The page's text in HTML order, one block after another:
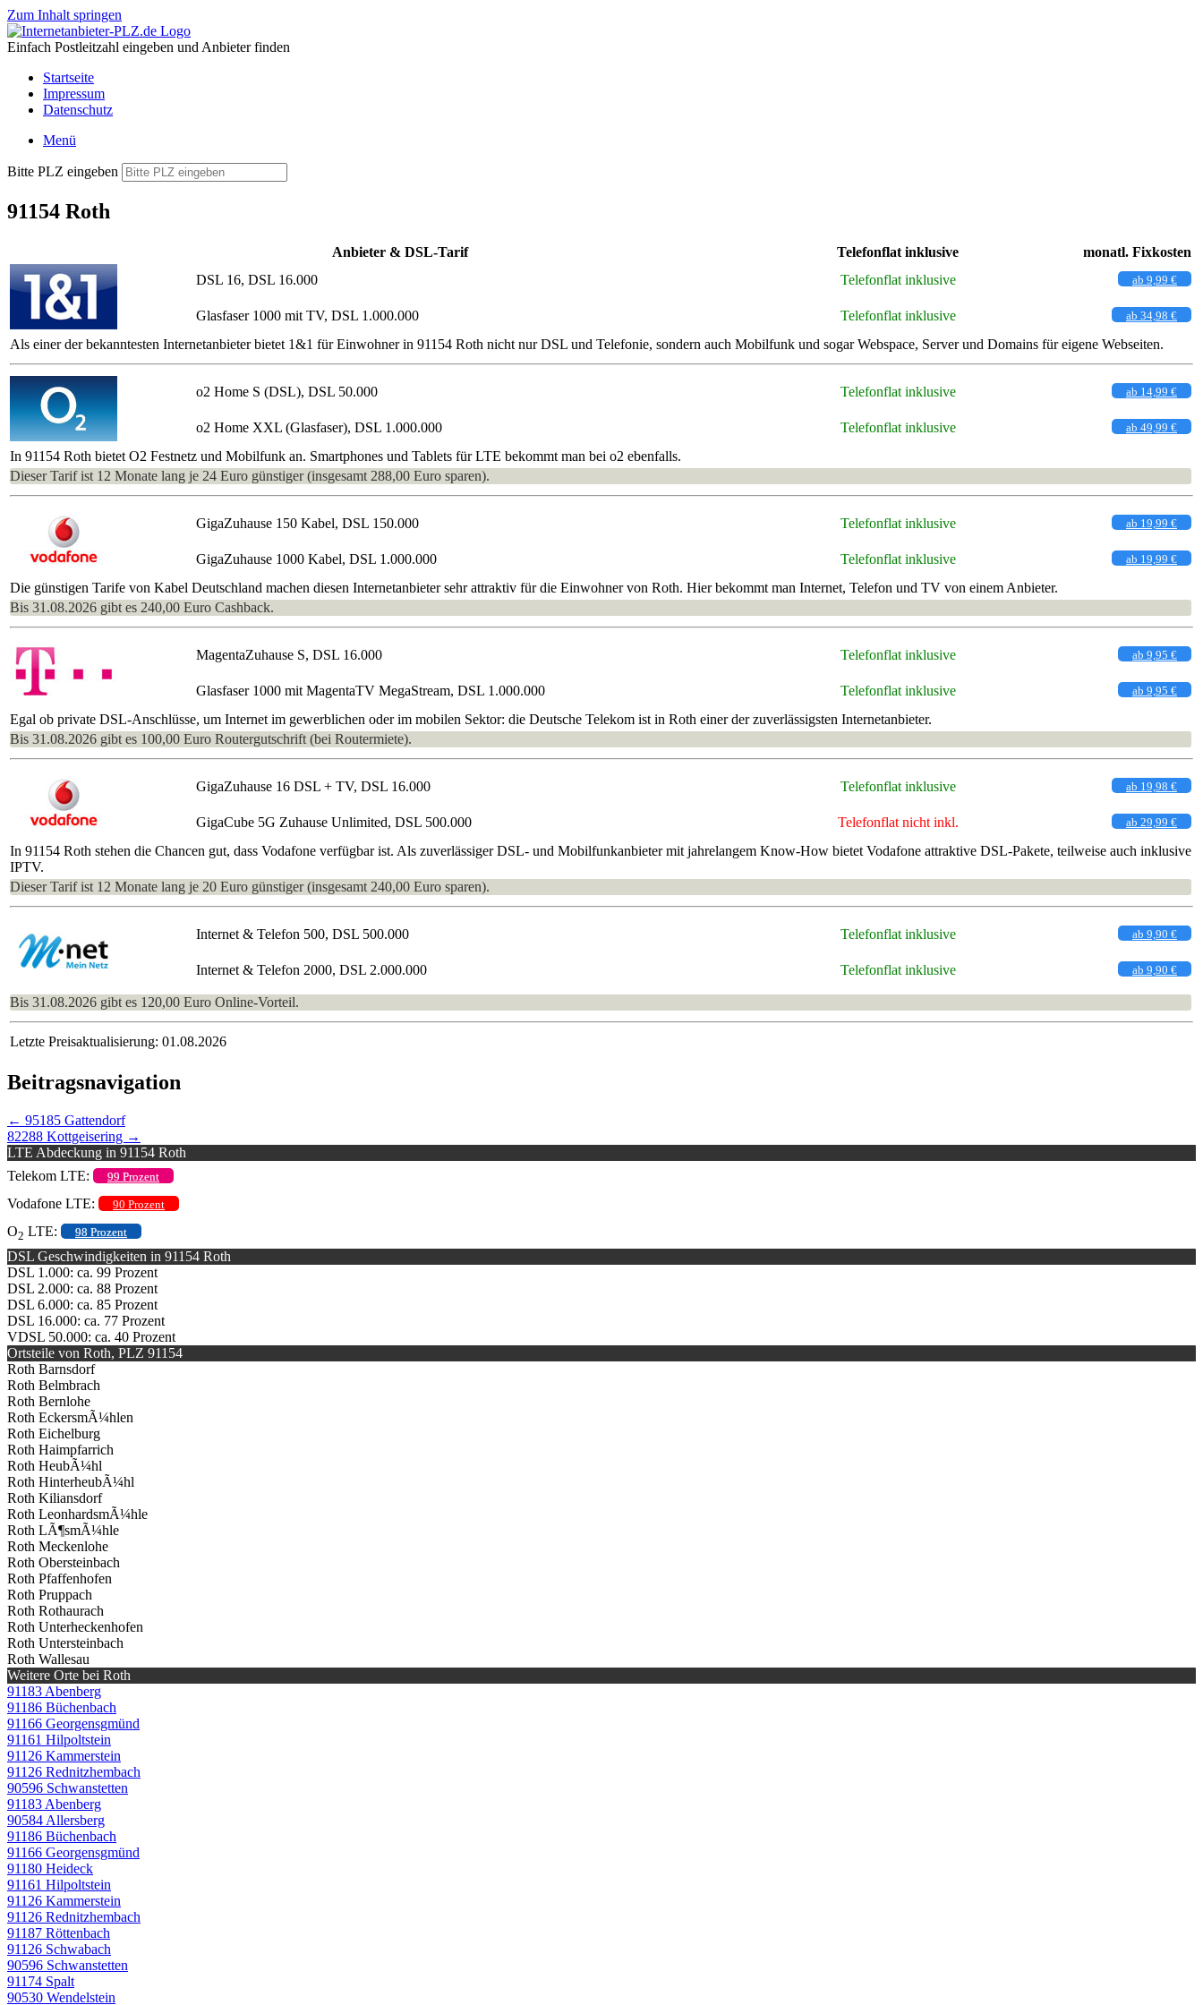
Zum Inhalt springen
Einfach Postleitzahl eingeben und Anbieter finden
Startseite
Impressum
Datenschutz
Menü
Bitte PLZ eingeben
91154 Roth
Anbieter & DSL-Tarif Telefonflat inklusive
monatl. Fixkosten
DSL 16, DSL 16.000
Telefonflat inklusive ab 9,99 €
Glasfaser 1000 mit TV, DSL 1.000.000 Telefonflat inklusive ab 34,98 €
Als einer der bekanntesten Internetanbieter bietet 1&1 für Einwohner in 91154 Roth nicht nur DSL und Telefonie, sondern auch Mobilfunk und sogar Webspace, Server und Domains für eigene Webseiten.
o2 Home S (DSL), DSL 50.000 Telefonflat inklusive ab 14,99 €
o2 Home XXL (Glasfaser), DSL 1.000.000 Telefonflat inklusive ab 49,99 €
In 91154 Roth bietet O2 Festnetz und Mobilfunk an. Smartphones und Tablets für LTE bekommt man bei o2 ebenfalls.
Dieser Tarif ist 12 Monate lang je 24 Euro günstiger (insgesamt 288,00 Euro sparen).
GigaZuhause 150 Kabel, DSL 150.000 Telefonflat inklusive ab 19,99 €
GigaZuhause 1000 Kabel, DSL 1.000.000 Telefonflat inklusive ab 19,99 €
Die günstigen Tarife von Kabel Deutschland machen diesen Internetanbieter sehr attraktiv für die Einwohner von Roth. Hier bekommt man Internet, Telefon und TV von einem Anbieter.
Bis 31.08.2026 gibt es 240,00 Euro Cashback.
MagentaZuhause S, DSL 16.000 Telefonflat inklusive ab 9,95 €
Glasfaser 1000 mit MagentaTV MegaStream, DSL 1.000.000 Telefonflat inklusive ab 9,95 €
Egal ob private DSL-Anschlüsse, um Internet im gewerblichen oder im mobilen Sektor: die Deutsche Telekom ist in Roth einer der zuverlässigsten Internetanbieter.
Bis 31.08.2026 gibt es 100,00 Euro Routergutschrift (bei Routermiete).
GigaZuhause 16 DSL + TV, DSL 16.000 Telefonflat inklusive ab 19,98 €
GigaCube 5G Zuhause Unlimited, DSL 500.000 Telefonflat nicht inkl. ab 29,99 €
In 91154 Roth stehen die Chancen gut, dass Vodafone verfügbar ist. Als zuverlässiger DSL- und Mobilfunkanbieter mit jahrelangem Know-How bietet Vodafone attraktive DSL-Pakete, teilweise auch inklusive
IPTV.
Dieser Tarif ist 12 Monate lang je 20 Euro günstiger (insgesamt 240,00 Euro sparen).
Internet & Telefon 500, DSL 500.000 Telefonflat inklusive ab 9,90 €
Internet & Telefon 2000, DSL 2.000.000 Telefonflat inklusive ab 9,90 €
Bis 31.08.2026 gibt es 120,00 Euro Online-Vorteil.
Letzte Preisaktualisierung: 01.08.2026
Beitragsnavigation
← 95185 Gattendorf
82288 Kottgeisering →
LTE Abdeckung in 91154 Roth
Telekom LTE:
99 Prozent
Vodafone LTE: 90 Prozent
O2 LTE: 98 Prozent
DSL Geschwindigkeiten in 91154 Roth
DSL 1.000: ca. 99 Prozent
DSL 2.000: ca. 88 Prozent
DSL 6.000: ca. 85 Prozent
DSL 16.000: ca. 77 Prozent
VDSL 50.000: ca. 40 Prozent
Ortsteile von Roth, PLZ 91154
Roth Barnsdorf
Roth Belmbrach
Roth Bernlohe
Roth EckersmÃ¼hlen
Roth Eichelburg
Roth Haimpfarrich
Roth HeubÃ¼hl
Roth HinterheubÃ¼hl
Roth Kiliansdorf
Roth LeonhardsmÃ¼hle
Roth LÃ¶smÃ¼hle
Roth Meckenlohe
Roth Obersteinbach
Roth Pfaffenhofen
Roth Pruppach
Roth Rothaurach
Roth Unterheckenhofen
Roth Untersteinbach
Roth Wallesau
Weitere Orte bei Roth
91183 Abenberg
91186 Büchenbach
91166 Georgensgmünd
91161 Hilpoltstein
91126 Kammerstein
91126 Rednitzhembach
90596 Schwanstetten
91183 Abenberg
90584 Allersberg
91186 Büchenbach
91166 Georgensgmünd
91180 Heideck
91161 Hilpoltstein
91126 Kammerstein
91126 Rednitzhembach
91187 Röttenbach
91126 Schwabach
90596 Schwanstetten
91174 Spalt
90530 Wendelstein